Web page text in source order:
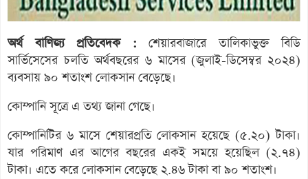
অর্থ বাণিজ্য প্রতিবেদক : শেয়ারবাজারে তালিকাভুক্ত বিডি
সার্ভিসেসের চলতি অর্থবছরের ৬ মাসের (জুলাই-ডিসেম্বর ২০২৪)
ব্যবসায় ৯০ শতাংশ লোকসান বেড়েছে।
কোম্পানি সূত্রে এ তথ্য জানা গেছে।
কোম্পানিটির ৬ মাসে শেয়ারপ্রতি লোকসান হয়েছে (৫.২০) টাকা।
যার পরিমাণ এর আগের বছরের একই সময়ে হয়েছিল (২.৭৪)
টাকা। এতে করে লোকসান বেড়েছে ২.৪৬ টাকা বা ৯০ শতাংশ।